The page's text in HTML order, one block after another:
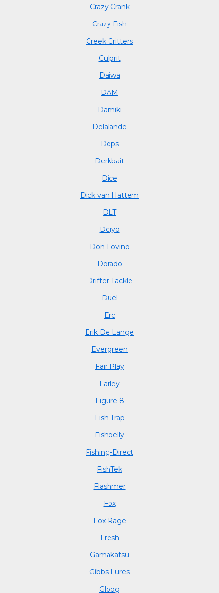
Crazy Crank
Crazy Fish
Creek Critters
Culprit
Daiwa
DAM
Damiki
Delalande
Deps
Derkbait
Dice
Dick van Hattem
DLT
Doiyo
Don Lovino
Dorado
Drifter Tackle
Duel
Erc
Erik De Lange
Evergreen
Fair Play
Farley
Figure 8
Fish Trap
Fishbelly
Fishing-Direct
FishTek
Flashmer
Fox
Fox Rage
Fresh
Gamakatsu
Gibbs Lures
Gloog